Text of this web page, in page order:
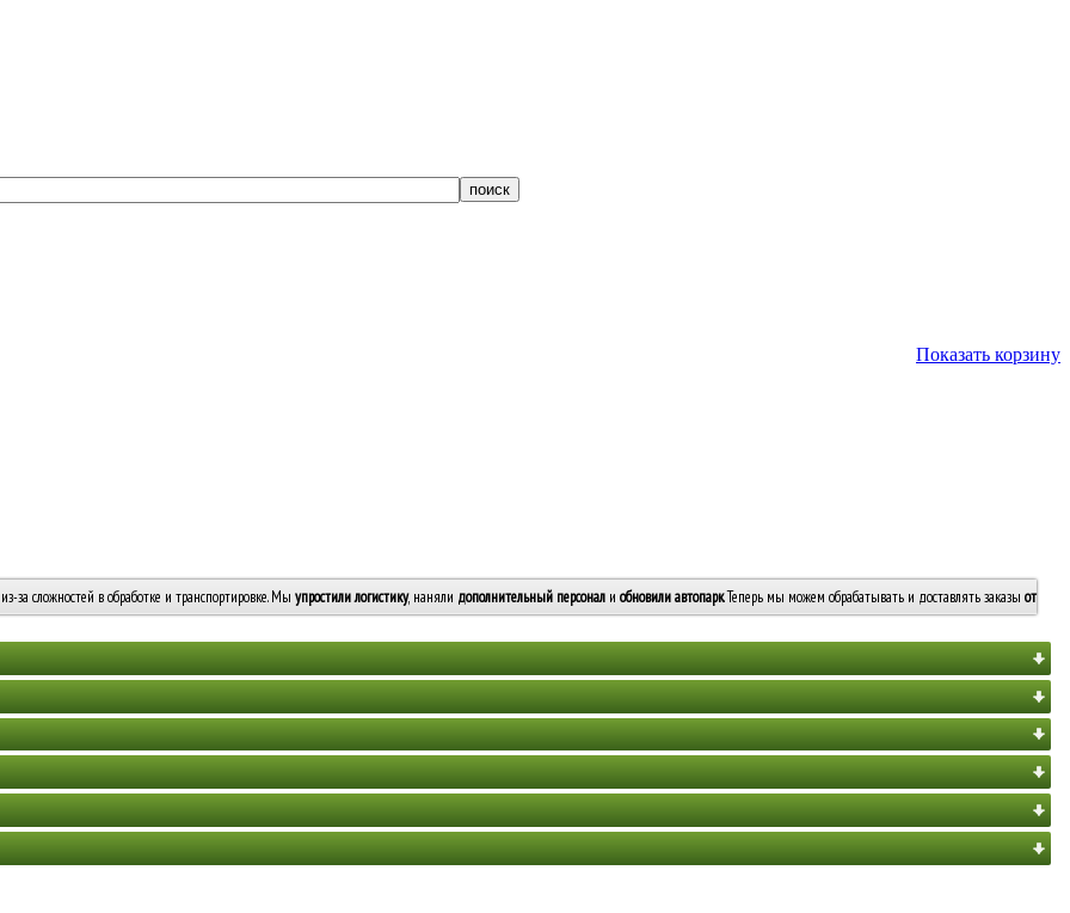
Показать корзину
за сложностей в обработке и транспортировке. Мы упростили логистику, наняли дополнительный персонал и обновили автопарк. Теперь мы можем обрабатывать и доставлять заказы от